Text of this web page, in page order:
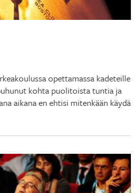
opettamassa kadeteille
kohta puolitoista tuntia ja
aikana en ehtisi mitenkään käydä